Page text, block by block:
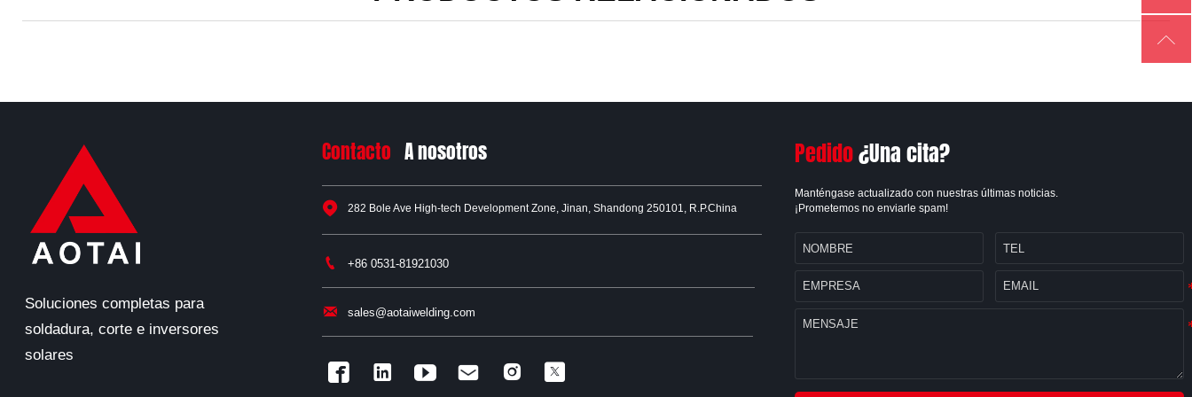
Soluciones completas para
soldadura, corte e inversores
solares
Contacto A nosotros
 282 Bole Ave High-tech Development Zone, Jinan, Shandong 250101, R.P.China
 +86 0531-81921030
 sales@aotaiwelding.com
   
Pedido¿Una cita?
Manténgase actualizado con nuestras últimas noticias.
¡Prometemos no enviarle spam!
